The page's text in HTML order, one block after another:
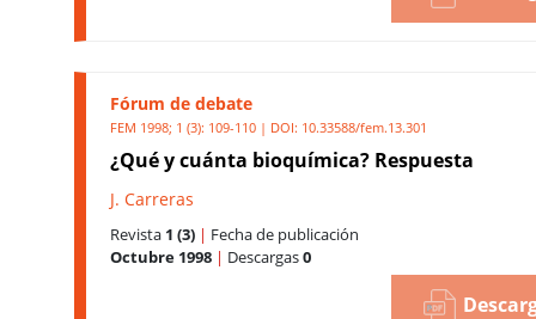
Fórum de debate
FEM 1998; 1 (3): 109-110 | DOI: 10.33588/fem.13.301
¿Qué y cuánta bioquímica? Respuesta
J. Carreras
Revista 1 (3) | Fecha de publicación
Octubre 1998 | Descargas0